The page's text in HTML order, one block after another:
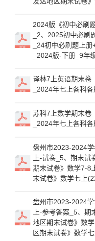
2024版《初中必刷
_2、2025初中必
_24初中必刷题上
_2024版-下册_9年
译林7上英语期末卷
_2024年七上各科
苏科7上数学期末卷
_2024年七上各科
盘州市2023-2024
上-试卷_5、期末
期末试卷》数学7-8
末试卷》数学七上
盘州市2023-2024
上-参考答案_5、
地区期末试卷》数
区期末试卷》数学